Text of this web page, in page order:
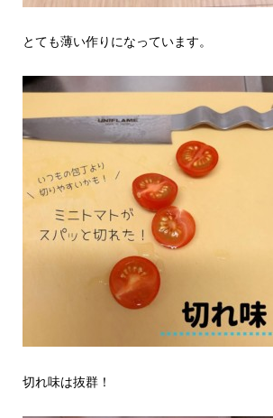
とても薄い作りになっています。
切れ味は抜群！